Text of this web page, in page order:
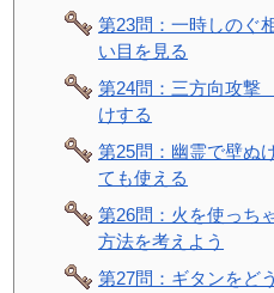
第23問：一時しの
い目を見る
第24問：三方向攻
けする
第25問：幽霊で壁
ても使える
第26問：火を使っ
方法を考えよう
第27問：ギタン